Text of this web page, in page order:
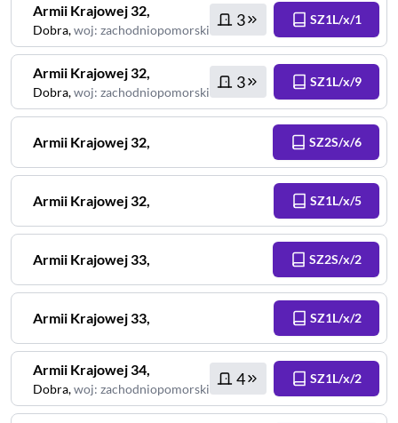
Armii Krajowej32,
Dobra,woj: zachodniopomorskie
3 SZ1L/x/1
Armii Krajowej32,
Dobra,woj: zachodniopomorskie
3 SZ1L/x/9
Armii Krajowej32, SZ2S/x/6
Armii Krajowej32, SZ1L/x/5
Armii Krajowej33, SZ2S/x/2
Armii Krajowej33, SZ1L/x/2
Armii Krajowej34,
Dobra,woj: zachodniopomorskie
4 SZ1L/x/2